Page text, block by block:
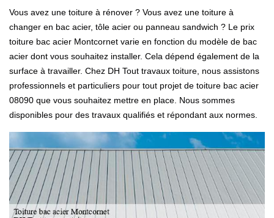
Vous avez une toiture à rénover ? Vous avez une toiture à
changer en bac acier, tôle acier ou panneau sandwich ? Le prix
toiture bac acier Montcornet varie en fonction du modèle de bac
acier dont vous souhaitez installer. Cela dépend également de la
surface à travailler. Chez DH Tout travaux toiture, nous assistons
professionnels et particuliers pour tout projet de toiture bac acier
08090 que vous souhaitez mettre en place. Nous sommes
disponibles pour des travaux qualifiés et répondant aux normes.